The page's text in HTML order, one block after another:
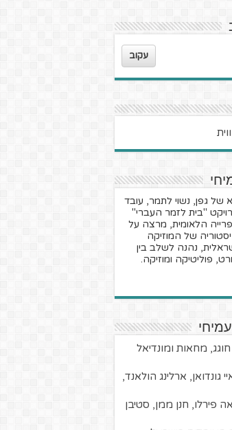
עקוב
של גפן, נשוי לתמר, עובד
"בית לזמר העברי"
הלאומית, מרצה על
של המוזיקה
נהנה לשלב בין
פוליטיקה ומוזיקה.
מחאות ומונדיאל
ארלינג הולאנד,
פירלו, חנן ממן, סטיבן